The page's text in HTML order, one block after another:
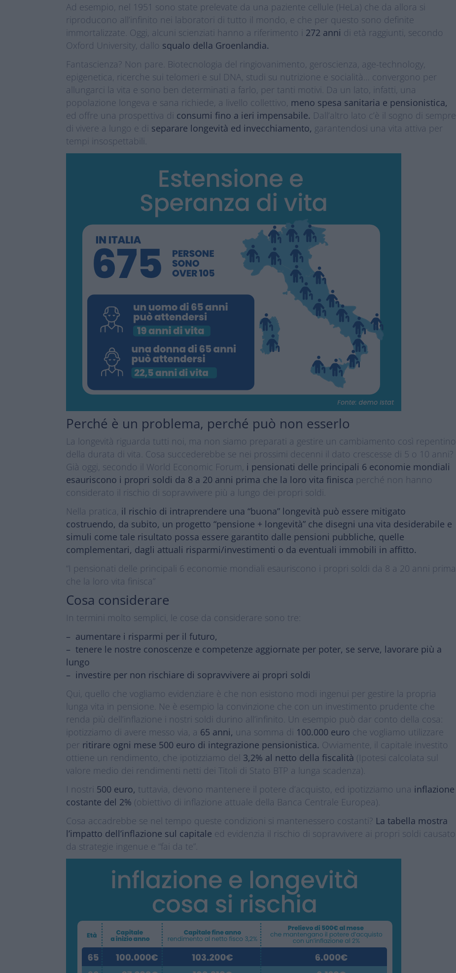
Ad esempio, nel 1951 sono state prelevate da una paziente cellule (HeLa) che da allora si
riproducono all’infinito nei laboratori di tutto il mondo, e che per questo sono definite
immortalizzate. Oggi, alcuni scienziati hanno a riferimento i 272 anni di età raggiunti, secondo
Oxford University, dallo squalo della Groenlandia.
Fantascienza? Non pare. Biotecnologia del ringiovanimento, geroscienza, age-technology,
epigenetica, ricerche sui telomeri e sul DNA, studi su nutrizione e socialità… convergono per
allungarci la vita e sono ben determinati a farlo, per tanti motivi. Da un lato, infatti, una
popolazione longeva e sana richiede, a livello collettivo, meno spesa sanitaria e pensionistica,
ed offre una prospettiva di consumi fino a ieri impensabile. Dall’altro lato c’è il sogno di sempre
di vivere a lungo e di separare longevità ed invecchiamento, garantendosi una vita attiva per
tempi insospettabili.
Perché è un problema, perché può non esserlo
La longevità riguarda tutti noi, ma non siamo preparati a gestire un cambiamento così repentino
della durata di vita. Cosa succederebbe se nei prossimi decenni il dato crescesse di 5 o 10 anni?
Già oggi, secondo il World Economic Forum, i pensionati delle principali 6 economie mondiali
esauriscono i propri soldi da 8 a 20 anni prima che la loro vita finisca perché non hanno
considerato il rischio di sopravvivere più a lungo dei propri soldi.
Nella pratica, il rischio di intraprendere una “buona” longevità può essere mitigato
costruendo, da subito, un progetto “pensione + longevità” che disegni una vita desiderabile e
simuli come tale risultato possa essere garantito dalle pensioni pubbliche, quelle
complementari, dagli attuali risparmi/investimenti o da eventuali immobili in affitto.
“I pensionati delle principali 6 economie mondiali esauriscono i propri soldi da 8 a 20 anni prima
che la loro vita finisca”
Cosa considerare
In termini molto semplici, le cose da considerare sono tre:
– ​​aumentare i risparmi per il futuro,
– tenere le nostre conoscenze e competenze aggiornate per poter, se serve, lavorare più a
lungo
– investire per non rischiare di sopravvivere ai propri soldi
Qui, quello che vogliamo evidenziare è che non esistono modi ingenui per gestire la propria
lunga vita in pensione. Ne è esempio la convinzione che con un investimento prudente che
renda più dell’inflazione i nostri soldi durino all’infinito. Un esempio può dar conto della cosa:
ipotizziamo di avere messo via, a 65 anni, una somma di 100.000 euro che vogliamo utilizzare
per ritirare ogni mese 500 euro di integrazione pensionistica. Ovviamente, il capitale investito
ottiene un rendimento, che ipotizziamo del 3,2% al netto della fiscalità (Ipotesi calcolata sul
valore medio dei rendimenti netti dei Titoli di Stato BTP a lunga scadenza).
I nostri 500 euro, tuttavia, devono mantenere il potere d’acquisto, ed ipotizziamo una inflazione
costante del 2% (obiettivo di inflazione attuale della Banca Centrale Europea).
Cosa accadrebbe se nel tempo queste condizioni si mantenessero costanti? La tabella mostra
l’impatto dell’inflazione sul capitale ed evidenzia il rischio di sopravvivere ai propri soldi causato
da strategie ingenue e “fai da te”.